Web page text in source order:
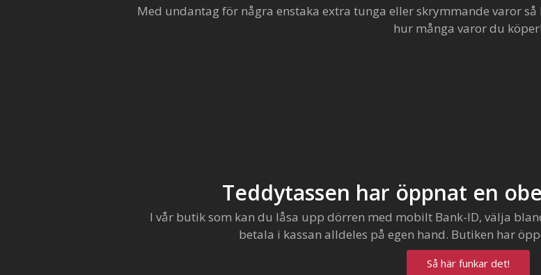
Med undantag för några enstaka extra tunga eller skrymmande varor
hur många varor du köper!
Teddytassen har öppnat en
I vår butik som kan du låsa upp dörren med mobilt Bank-ID, välja
betala i kassan alldeles på egen hand. Butiken har
Så här funkar det!